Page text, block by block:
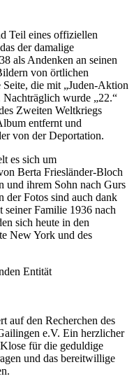
Teil eines offiziellen
der damalige
als Andenken an seinen
von örtlichen
Seite, die mit „Juden-Aktion
Nachträglich wurde „22.“
Zweiten Weltkriegs
entfernt und
von der Deportation.
es sich um
Berta Friesländer-Bloch
und ihrem Sohn nach Gurs
der Fotos sind auch dank
seiner Familie 1936 nach
sich heute in den
New York und des
Entität
auf den Recherchen des
e.V. Ein herzlicher
für die geduldige
und das bereitwillige